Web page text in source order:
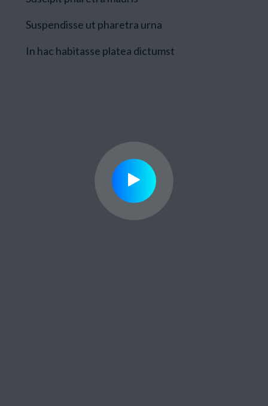
Suspendisse ut pharetra urna
In hac habitasse platea dictumst